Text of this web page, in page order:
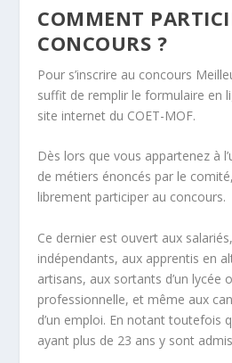
COMMENT
CONCOURS ?
Pour s’inscrire au concours
suffit de remplir le formulaire en
site internet du COET-MOF.
Dès lors que vous appartenez à
de métiers énoncés par le
librement participer au concours.
Ce dernier est ouvert aux
indépendants, aux apprentis en
artisans, aux sortants d’un lycée
professionnelle, et même aux
d’un emploi. En notant toutefois
ayant plus de 23 ans y sont